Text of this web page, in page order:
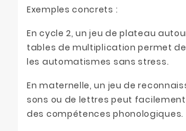
Exemples concrets :
En cycle 2, un jeu de plateau
tables de multiplication permet
les automatismes sans stress.
En maternelle, un jeu de
sons ou de lettres peut
des compétences phonologiques.